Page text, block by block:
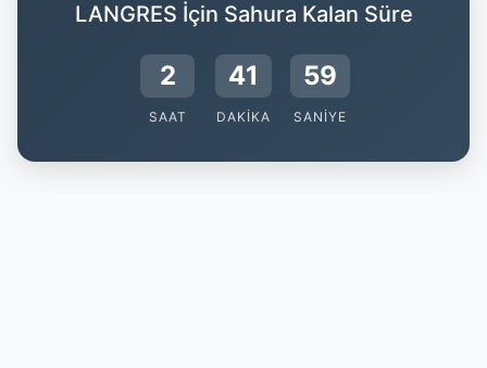
LANGRES İçin Sahura Kalan Süre
2
SAAT
41
DAKIKA
58
SANIYE